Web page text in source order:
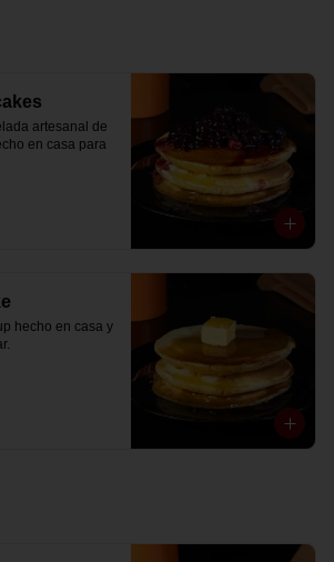
artesanal de
en casa para
hecho en casa y